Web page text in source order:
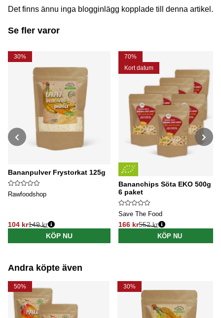
Det finns ännu inga blogginlägg kopplade till denna artikel.
Se fler varor
30%
Bananpulver Frystorkat 125g
Rawfoodshop
104 kr
Ordinarie pris:
149 kr
KÖP NU
70%
Kort datum
Bananchips Söta EKO 500g x
6 paket
Save The Food
166 kr
Ordinarie pris:
552 kr
KÖP NU
Andra köpte även
50% 30%